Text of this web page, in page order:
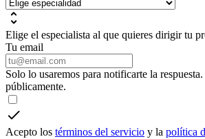
Elige el especialista al que quieres dirigir tu
Tu email
Solo lo usaremos para notificarte la
públicamente.
Acepto los términos del servicio y la política